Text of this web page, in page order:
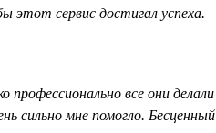
этот сервис достигал успеха.
все они
сильно мне помогло.